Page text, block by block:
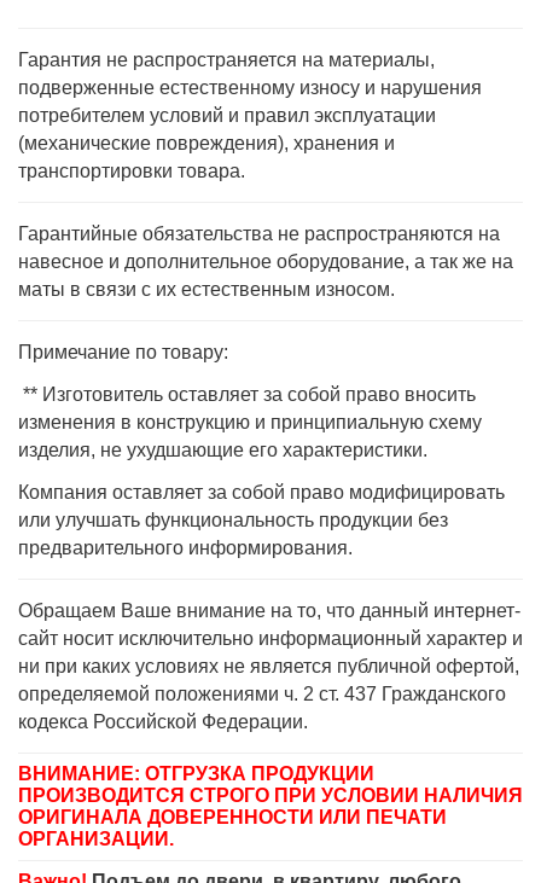
Гарантия не распространяется на материалы,
подверженные естественному износу и нарушения
потребителем условий и правил эксплуатации
(механические повреждения), хранения и
транспортировки товара.
Гарантийные обязательства не распространяются на
навесное и дополнительное оборудование, а так же на
маты в связи с их естественным износом.
Примечание по товару:
** Изготовитель оставляет за собой право вносить
изменения в конструкцию и принципиальную схему
изделия, не ухудшающие его характеристики.
Компания оставляет за собой право модифицировать
или улучшать функциональность продукции без
предварительного информирования.
Обращаем Ваше внимание на то, что данный интернет-
сайт носит исключительно информационный характер и
ни при каких условиях не является публичной офертой,
определяемой положениями ч. 2 ст. 437 Гражданского
кодекса Российской Федерации.
ВНИМАНИЕ: ОТГРУЗКА ПРОДУКЦИИ
ПРОИЗВОДИТСЯ СТРОГО ПРИ УСЛОВИИ НАЛИЧИЯ
ОРИГИНАЛА ДОВЕРЕННОСТИ ИЛИ ПЕЧАТИ
ОРГАНИЗАЦИИ.